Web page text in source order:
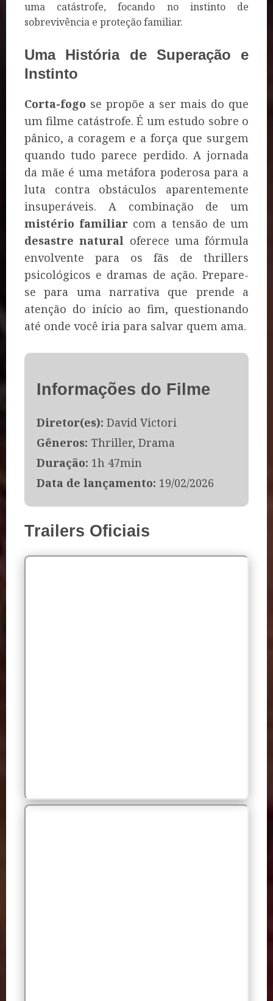
uma catástrofe, focando no instinto de
sobrevivência e proteção familiar.
Uma História de Superação e
Instinto
Corta-fogo se propõe a ser mais do que
um filme catástrofe. É um estudo sobre o
pânico, a coragem e a força que surgem
quando tudo parece perdido. A jornada
da mãe é uma metáfora poderosa para a
luta contra obstáculos aparentemente
insuperáveis. A combinação de um
mistério familiar com a tensão de um
desastre natural oferece uma fórmula
envolvente para os fãs de thrillers
psicológicos e dramas de ação. Prepare-
se para uma narrativa que prende a
atenção do início ao fim, questionando
até onde você iria para salvar quem ama.
Informações do Filme
Diretor(es): David Victori
Gêneros: Thriller, Drama
Duração: 1h 47min
Data de lançamento: 19/02/2026
Trailers Oficiais